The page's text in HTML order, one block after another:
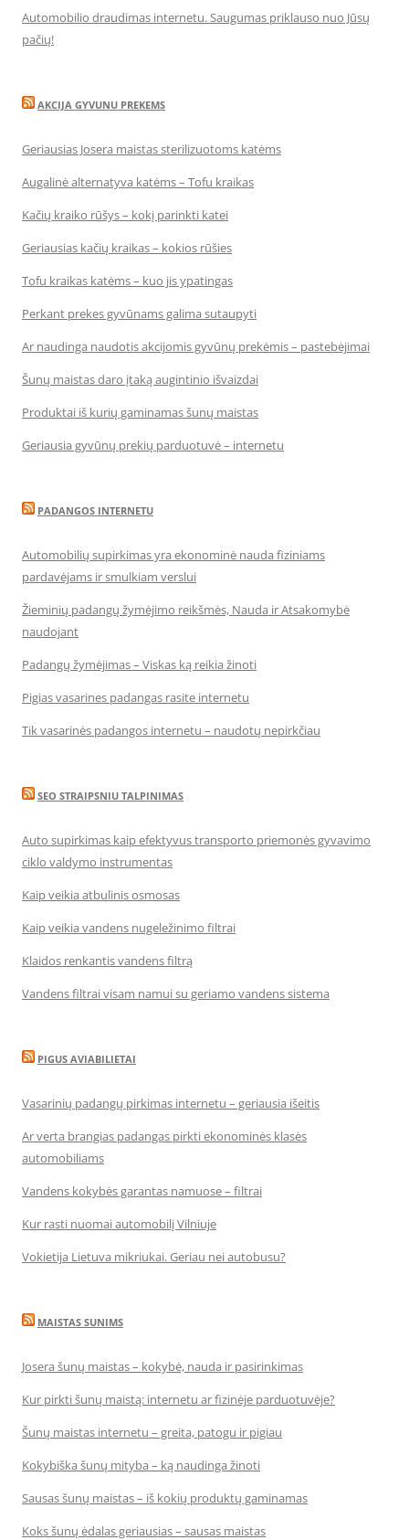
Automobilio draudimas internetu. Saugumas priklauso nuo Jūsų
pačių!
AKCIJA GYVUNU PREKEMS
Geriausias Josera maistas sterilizuotoms katėms
Augalinė alternatyva katėms – Tofu kraikas
Kačių kraiko rūšys – kokį parinkti katei
Geriausias kačių kraikas – kokios rūšies
Tofu kraikas katėms – kuo jis ypatingas
Perkant prekes gyvūnams galima sutaupyti
Ar naudinga naudotis akcijomis gyvūnų prekėmis – pastebėjimai
Šunų maistas daro įtaką augintinio išvaizdai
Produktai iš kurių gaminamas šunų maistas
Geriausia gyvūnų prekių parduotuvė – internetu
PADANGOS INTERNETU
Automobilių supirkimas yra ekonominė nauda fiziniams
pardavėjams ir smulkiam verslui
Žieminių padangų žymėjimo reikšmės, Nauda ir Atsakomybė
naudojant
Padangų žymėjimas – Viskas ką reikia žinoti
Pigias vasarines padangas rasite internetu
Tik vasarinės padangos internetu – naudotų nepirkčiau
SEO STRAIPSNIU TALPINIMAS
Auto supirkimas kaip efektyvus transporto priemonės gyvavimo
ciklo valdymo instrumentas
Kaip veikia atbulinis osmosas
Kaip veikia vandens nugeležinimo filtrai
Klaidos renkantis vandens filtrą
Vandens filtrai visam namui su geriamo vandens sistema
PIGUS AVIABILIETAI
Vasarinių padangų pirkimas internetu – geriausia išeitis
Ar verta brangias padangas pirkti ekonominės klasės
automobiliams
Vandens kokybės garantas namuose – filtrai
Kur rasti nuomai automobilį Vilniuje
Vokietija Lietuva mikriukai. Geriau nei autobusu?
MAISTAS SUNIMS
Josera šunų maistas – kokybė, nauda ir pasirinkimas
Kur pirkti šunų maistą: internetu ar fizinėje parduotuvėje?
Šunų maistas internetu – greita, patogu ir pigiau
Kokybiška šunų mityba – ką naudinga žinoti
Sausas šunų maistas – iš kokių produktų gaminamas
Koks šunų ėdalas geriausias – sausas maistas